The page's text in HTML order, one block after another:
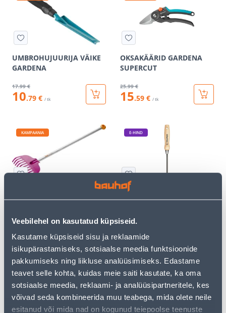
Veebilehel on kasutatud küpsiseid.
Kasutame küpsiseid sisu ja reklaamide
isikupärastamiseks, sotsiaalse meedia funktsioonide
pakkumiseks ning liikluse analüüsimiseks. Edastame
teavet selle kohta, kuidas meie saiti kasutate, ka oma
sotsiaalse meedia, reklaami- ja analüüsipartneritele, kes
võivad seda kombineerida muu teabega, mida olete neile
esitanud või mida nad on kogunud teiepoolse teenuste
UMBROHUJUURIJA VÄIKE
GARDENA
17.99 €
10.79 € / tk
OKSAKÄÄRID GARDENA
SUPERCUT
25.99 €
15.59 € / tk
KAMPAANIA
24 .66 €
12.49 €
E-HIND
UMBROHUJUURIJA
4.39 € /tk
sisselogitud
kliendile